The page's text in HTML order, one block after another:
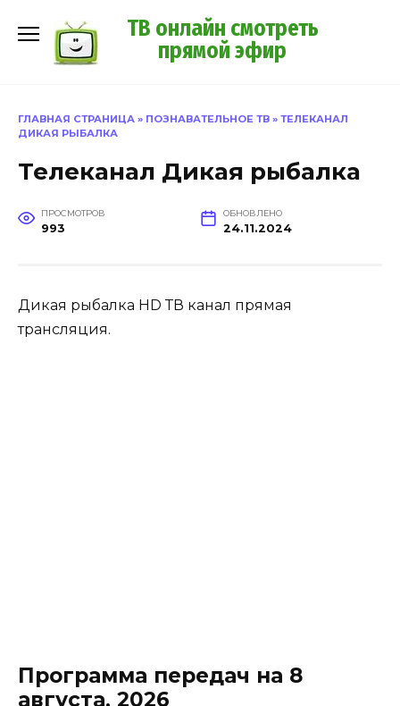
содержанию
ТВ онлайн смотреть
прямой эфир
ГЛАВНАЯ СТРАНИЦА » ПОЗНАВАТЕЛЬНОЕ ТВ » ТЕЛЕКАНАЛ
ДИКАЯ РЫБАЛКА
Телеканал Дикая рыбалка
ПРОСМОТРОВ
993
ОБНОВЛЕНО
24.11.2024
Дикая рыбалка HD ТВ канал прямая
трансляция.
Программа передач на 8
августа, 2026